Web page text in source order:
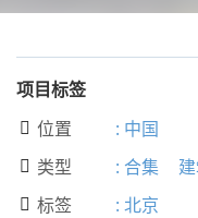
项目标签
 位置 : 中国
 类型 : 合集
 标签 : 北京